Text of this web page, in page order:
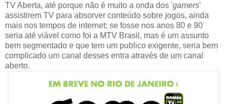
TV Aberta, até porque não é muito a onda dos 'gamers'
assistirem TV para absorver conteúdo sobre jogos, ainda
mais nos tempos de internet; se fosse nos anos 80 e 90
seria até viável como foi a MTV Brasil, mas é um assunto
bem segmentado e que tem um publico exigente, seria bem
complicado um canal desses entra através de um canal
aberto.